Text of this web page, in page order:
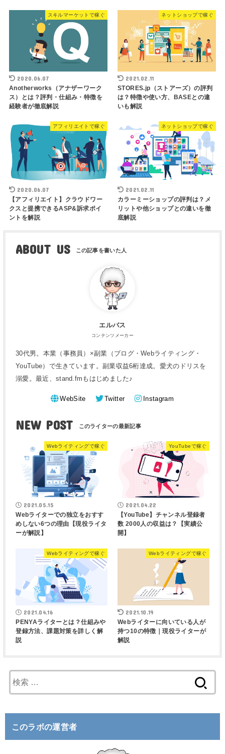
スキルマーケットで稼ぐ
2020.06.07
Anotherworks（アナザーワーク
ス）とは？評判・仕組み・特徴を
経験者が徹底解説
ネットショップで稼ぐ
2021.02.11
STORES.jp（ストアーズ）の評判
は？特徴や使い方、BASEとの違
いも解説
アフィリエイトで稼ぐ
2020.06.07
【アフィリエイト】クラウドワー
クスと提携できるASP&訴求ポイ
ントを解説
ネットショップで稼ぐ
2021.02.11
カラーミーショップの評判は？メ
リットや他ショップとの違いを徹
底解説
ABOUT US
エルバス
コンテンツメーカー
30代男。本業（事務員）×副業（ブログ・Webライティング・
YouTube）で生きています。副業収益6桁達成。愛犬のドリスを
溺愛。最近、stand.fmもはじめました♪
WebSite Twitter Instagram
NEW POST
Webライティングで稼ぐ
2021.05.15
Webライターでの独立をおすす
めしない6つの理由【現役ライタ
ーが解説】
YouTubeで稼ぐ
2021.04.22
【YouTube】チャンネル登録者
数 2000人の収益は？【実績公
開】
Webライティングで稼ぐ
2021.04.16
PENYAライターとは？仕組みや
登録方法、課題対策を詳しく解
説
Webライティングで稼ぐ
2021.10.19
Webライターに向いている人が
持つ10の特徴｜現役ライターが
解説
索
このラボの運営者